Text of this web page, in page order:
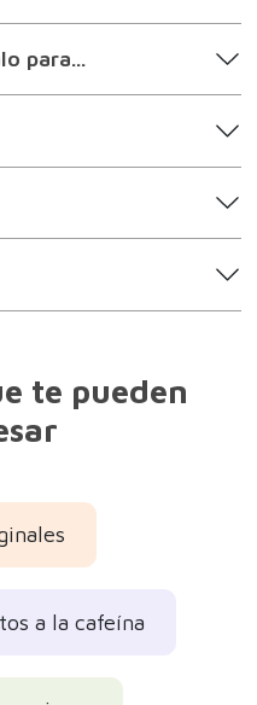
para...
te pueden
a la cafeína